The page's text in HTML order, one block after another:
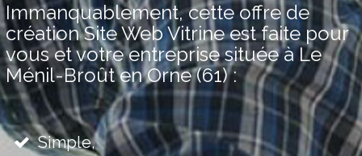
Immanquablement, cette offre de
création Site Web Vitrine est faite pour
vous et votre entreprise située à Le
Ménil-Broût en Orne (61) :
Simple,